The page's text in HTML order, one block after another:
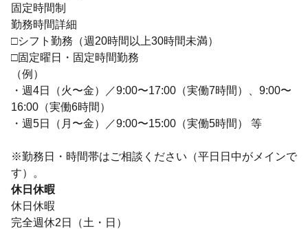
固定時間制
勤務時間詳細
□シフト勤務（週20時間以上30時間未満）
□固定曜日・固定時間勤務
（例）
・週4日（火〜金）／9:00〜17:00（実働7時間）、9:00〜
16:00（実働6時間）
・週5日（月〜金）／9:00〜15:00（実働5時間） 等
※勤務日・時間帯はご相談ください（平日日中がメインで
す）。
休日休暇
休日休暇
完全週休2日（土・日）